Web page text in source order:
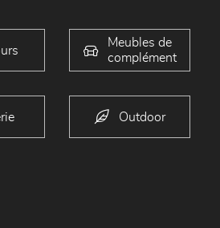
Meubles de
complément
Outdoor